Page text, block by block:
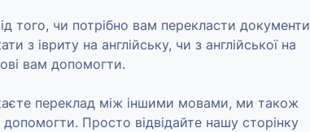
того, чи потрібно вам перекласти документи
з івриту на англійську, чи з англійської на
вам допомогти.
переклад між іншими мовами, ми також
Просто відвідайте нашу сторінку